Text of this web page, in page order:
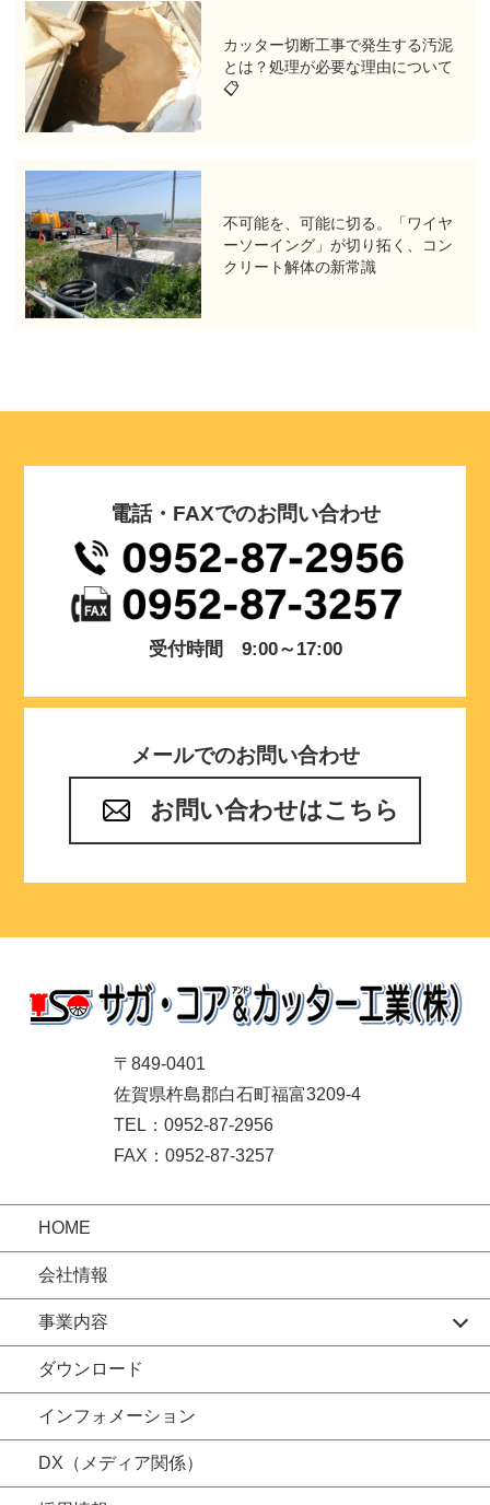
カッター切断工事で発生する汚泥
とは？処理が必要な理由について
📋
不可能を、可能に切る。「ワイヤ
ーソーイング」が切り拓く、コン
クリート解体の新常識
電話・FAXでのお問い合わせ
受付時間 9:00～17:00
メールでのお問い合わせ
お問い合わせはこちら
〒849-0401
佐賀県杵島郡白石町福富3209-4
TEL：0952-87-2956
FAX：0952-87-3257
HOME
会社情報
事業内容
ダウンロード
インフォメーション
DX（メディア関係）